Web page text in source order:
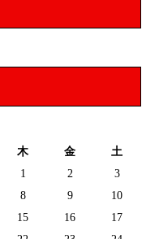
木 金
土
1
2
3
8 9
10
15 16
17